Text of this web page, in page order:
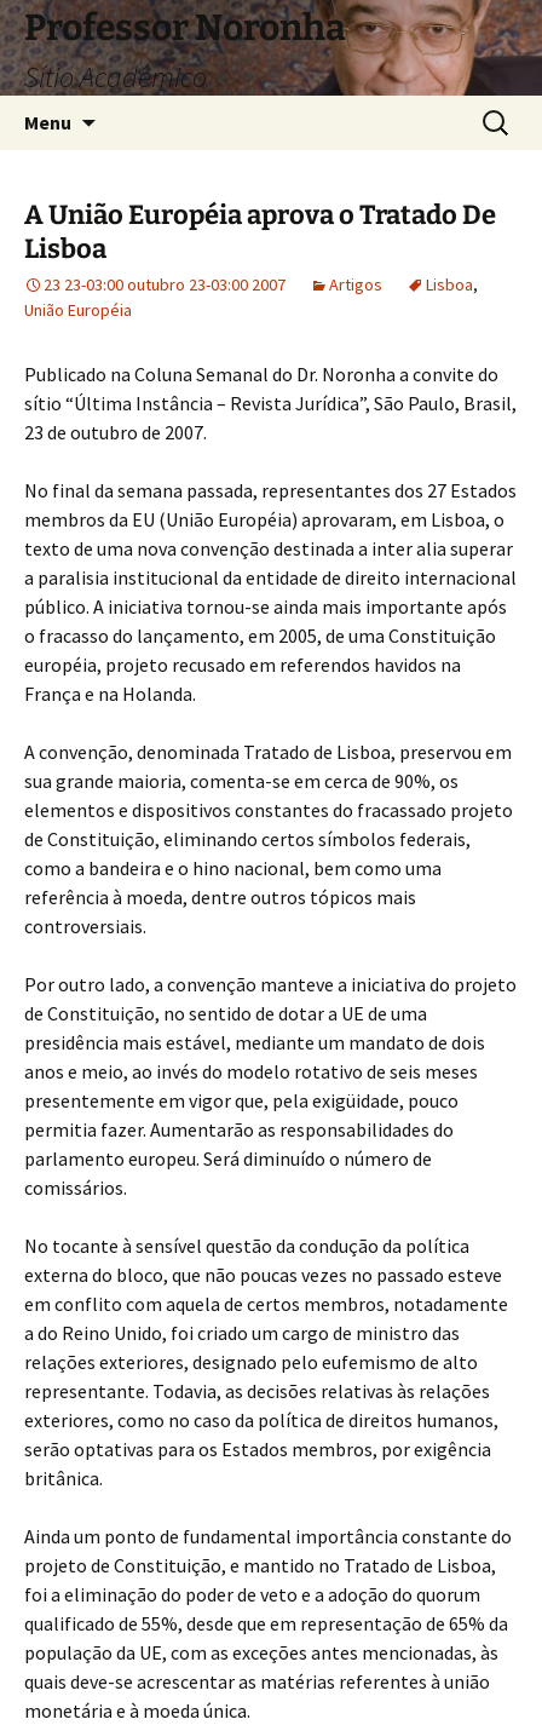
Pular
para
o
conteúdo
Professor Noronha
Sítio Acadêmico
Menu
por:
A União Européia aprova o Tratado De
Lisboa
23 23-03:00 outubro 23-03:00 2007 Artigos Lisboa,
União Européia
Publicado na Coluna Semanal do Dr. Noronha a convite do
sítio “Última Instância – Revista Jurídica”, São Paulo, Brasil,
23 de outubro de 2007.
No final da semana passada, representantes dos 27 Estados
membros da EU (União Européia) aprovaram, em Lisboa, o
texto de uma nova convenção destinada a inter alia superar
a paralisia institucional da entidade de direito internacional
público. A iniciativa tornou-se ainda mais importante após
o fracasso do lançamento, em 2005, de uma Constituição
européia, projeto recusado em referendos havidos na
França e na Holanda.
A convenção, denominada Tratado de Lisboa, preservou em
sua grande maioria, comenta-se em cerca de 90%, os
elementos e dispositivos constantes do fracassado projeto
de Constituição, eliminando certos símbolos federais,
como a bandeira e o hino nacional, bem como uma
referência à moeda, dentre outros tópicos mais
controversiais.
Por outro lado, a convenção manteve a iniciativa do projeto
de Constituição, no sentido de dotar a UE de uma
presidência mais estável, mediante um mandato de dois
anos e meio, ao invés do modelo rotativo de seis meses
presentemente em vigor que, pela exigüidade, pouco
permitia fazer. Aumentarão as responsabilidades do
parlamento europeu. Será diminuído o número de
comissários.
No tocante à sensível questão da condução da política
externa do bloco, que não poucas vezes no passado esteve
em conflito com aquela de certos membros, notadamente
a do Reino Unido, foi criado um cargo de ministro das
relações exteriores, designado pelo eufemismo de alto
representante. Todavia, as decisões relativas às relações
exteriores, como no caso da política de direitos humanos,
serão optativas para os Estados membros, por exigência
britânica.
Ainda um ponto de fundamental importância constante do
projeto de Constituição, e mantido no Tratado de Lisboa,
foi a eliminação do poder de veto e a adoção do quorum
qualificado de 55%, desde que em representação de 65% da
população da UE, com as exceções antes mencionadas, às
quais deve-se acrescentar as matérias referentes à união
monetária e à moeda única.